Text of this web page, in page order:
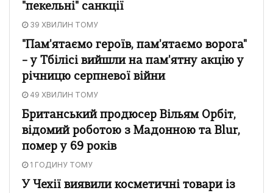
"пекельні" санкції
39 ХВИЛИН ТОМУ
"Пам'ятаємо героїв, пам'ятаємо ворога"
– у Тбілісі вийшли на пам'ятну акцію у
річницю серпневої війни
49 ХВИЛИН ТОМУ
Британський продюсер Вільям Орбіт,
відомий роботою з Мадонною та Blur,
помер у 69 років
1 ГОДИНУ ТОМУ
У Чехії виявили косметичні товари із